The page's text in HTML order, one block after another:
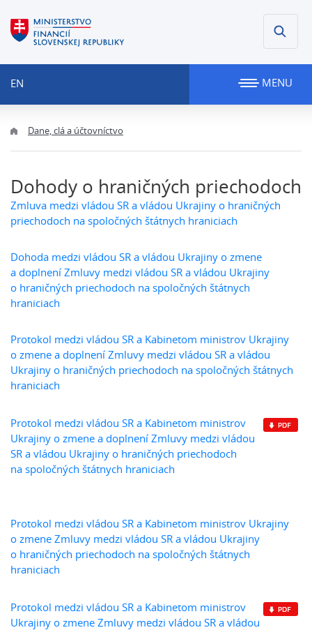
EN MENU
Dane, clá a účtovníctvo
Dohody o hraničných priechodoch
Zmluva medzi vládou SR a vládou Ukrajiny o hraničných
priechodoch na spoločných štátnych hraniciach
Dohoda medzi vládou SR a vládou Ukrajiny o zmene
a doplnení Zmluvy medzi vládou SR a vládou Ukrajiny
o hraničných priechodoch na spoločných štátnych
hraniciach
Protokol medzi vládou SR a Kabinetom ministrov Ukrajiny
o zmene a doplnení Zmluvy medzi vládou SR a vládou
Ukrajiny o hraničných priechodoch na spoločných štátnych
hraniciach
Protokol medzi vládou SR a Kabinetom ministrov
Ukrajiny o zmene a doplnení Zmluvy medzi vládou
SR a vládou Ukrajiny o hraničných priechodoch
na spoločných štátnych hraniciach
Protokol medzi vládou SR a Kabinetom ministrov Ukrajiny
o zmene Zmluvy medzi vládou SR a vládou Ukrajiny
o hraničných priechodoch na spoločných štátnych
hraniciach
Protokol medzi vládou SR a Kabinetom ministrov
Ukrajiny o zmene Zmluvy medzi vládou SR a vládou